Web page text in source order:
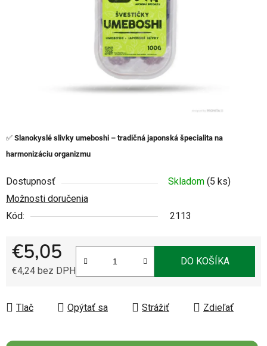
✅ Slanokyslé slivky umeboshi – tradičná japonská špecialita na
harmonizáciu organizmu
Dostupnosť Skladom (5 ks)
Možnosti doručenia
Kód:
2113
€5,05
€4,24 bez DPH
DO KOŠÍKA
Tlač Opýtať sa Strážiť Zdieľať